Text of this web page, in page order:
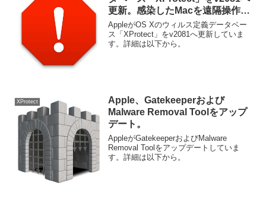
更新。感染したMacを遠隔操作す
る「Backdoor.MAC.Eleanor」を
ブロック。
AppleがOS Xのウィルス定義データベー
ス「XProtect」をv2081へ更新していま
す。詳細は以下から。
XProtect
Apple、Gatekeeperおよび
Malware Removal Toolをアップ
デート。
AppleがGatekeeperおよびMalware
Removal Toolをアップデートしていま
す。詳細は以下から。